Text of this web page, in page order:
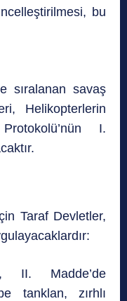
bu
sıralanan savaş
Helikopterlerin
Protokolü’nün I.
Taraf Devletler,
II. Madde’de
tanklan, zırhlı